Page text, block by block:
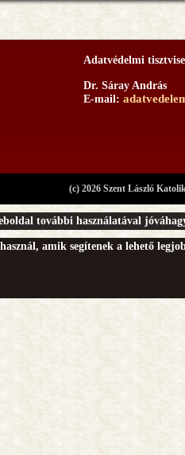
Adatvédelmi
Dr. Sáray András
E-mail:
(c) 2026 Szent László
további használatával
amik segítenek a lehető